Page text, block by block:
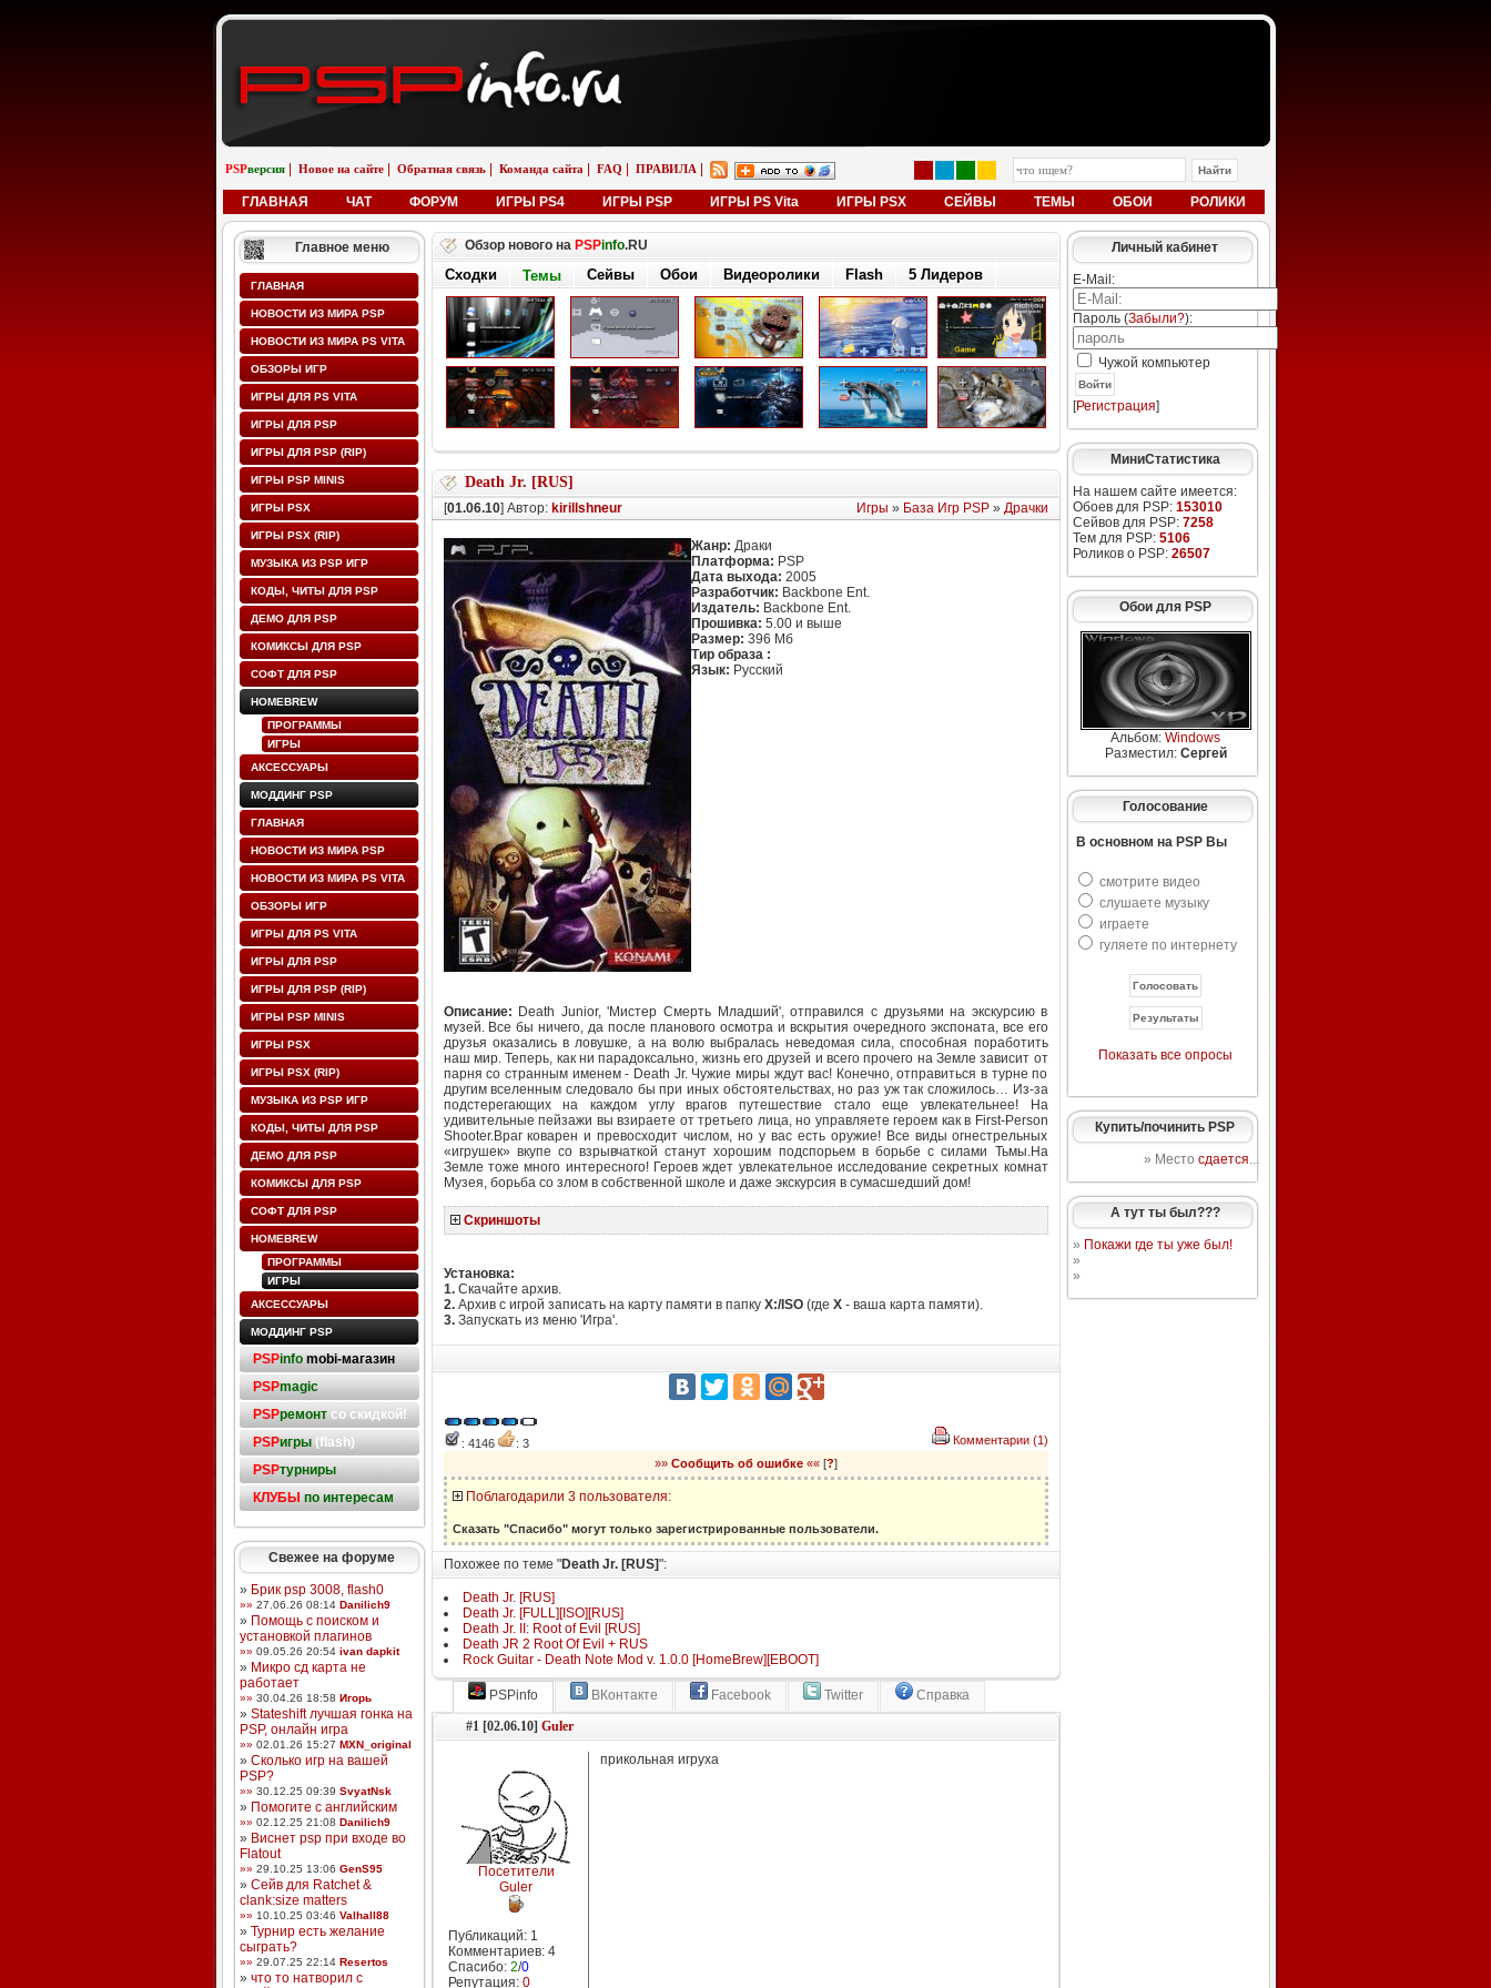
PSPверсия Новое на сайте Обратная связь Команда сайта FAQ ПРАВИЛА
ГЛАВНАЯ ЧАТ ФОРУМ ИГРЫ PS4 ИГРЫ PSP ИГРЫ PS Vita ИГРЫ PSX СЕЙВЫ ТЕМЫ ОБОИ РОЛИКИ
Главное меню
ГЛАВНАЯ
НОВОСТИ ИЗ МИРА PSP
НОВОСТИ ИЗ МИРА PS VITA
ОБЗОРЫ ИГР
ИГРЫ ДЛЯ PS VITA
ИГРЫ ДЛЯ PSP
ИГРЫ ДЛЯ PSP (RIP)
ИГРЫ PSP MINIS
ИГРЫ PSX
ИГРЫ PSX (RIP)
МУЗЫКА ИЗ PSP ИГР
КОДЫ, ЧИТЫ ДЛЯ PSP
ДЕМО ДЛЯ PSP
КОМИКСЫ ДЛЯ PSP
СОФТ ДЛЯ PSP
HOMEBREW
ПРОГРАММЫ
ИГРЫ
АКСЕССУАРЫ
МОДДИНГ PSP
ГЛАВНАЯ
НОВОСТИ ИЗ МИРА PSP
НОВОСТИ ИЗ МИРА PS VITA
ОБЗОРЫ ИГР
ИГРЫ ДЛЯ PS VITA
ИГРЫ ДЛЯ PSP
ИГРЫ ДЛЯ PSP (RIP)
ИГРЫ PSP MINIS
ИГРЫ PSX
ИГРЫ PSX (RIP)
МУЗЫКА ИЗ PSP ИГР
КОДЫ, ЧИТЫ ДЛЯ PSP
ДЕМО ДЛЯ PSP
КОМИКСЫ ДЛЯ PSP
СОФТ ДЛЯ PSP
HOMEBREW
ПРОГРАММЫ
ИГРЫ
АКСЕССУАРЫ
МОДДИНГ PSP
PSPinfo mobi-магазин
PSPmagic
PSPремонтсо скидкой!
PSPигры(flash)
PSPтурниры
КЛУБЫ по интересам
Свежее на форуме
» Брик psp 3008, flash0
»» 27.06.26 08:14 Danilich9
» Помощь с поиском и
установкой плагинов
»» 09.05.26 20:54 ivan dapkit
» Микро сд карта не
работает
»» 30.04.26 18:58 Игорь
» Stateshift лучшая гонка на
PSP, онлайн игра
»» 02.01.26 15:27 MXN_original
» Сколько игр на вашей
PSP?
»» 30.12.25 09:39 SvyatNsk
» Помогите с английским
»» 02.12.25 21:08 Danilich9
» Виснет psp при входе во
Flatout
»» 29.10.25 13:06 GenS95
» Сейв для Ratchet &
clank:size matters
»» 10.10.25 03:46 Valhall88
» Турнир есть желание
сыграть?
»» 29.07.25 22:14 Resertos
» что то натворил с
Обзор нового на PSPinfo.RU
Сходки Темы Сейвы Обои Видеоролики Flash 5 Лидеров
Death Jr. [RUS]
[01.06.10] Автор: kirillshneur Игры » База Игр PSP» Драчки
Жанр: Драки
Платформа: PSP
Дата выхода: 2005
Разработчик: Backbone Ent.
Издатель: Backbone Ent.
Прошивка: 5.00 и выше
Размер: 396 Мб
Тир образа :
Язык: Русский
Описание: Death Junior, 'Мистер Смерть Младший', отправился с друзьями на экскурсию в
музей. Все бы ничего, да после планового осмотра и вскрытия очередного экспоната, все его
друзья оказались в ловушке, а на волю выбралась неведомая сила, способная поработить
наш мир. Теперь, как ни парадоксально, жизнь его друзей и всего прочего на Земле зависит от
парня со странным именем - Death Jr. Чужие миры ждут вас! Конечно, отправиться в турне по
другим вселенным следовало бы при иных обстоятельствах, но раз уж так сложилось… Из-за
подстерегающих на каждом углу врагов путешествие стало еще увлекательнее! На
удивительные пейзажи вы взираете от третьего лица, но управляете героем как в First-Person
Shooter.Враг коварен и превосходит числом, но у вас есть оружие! Все виды огнестрельных
«игрушек» вкупе со взрывчаткой станут хорошим подспорьем в борьбе с силами Тьмы.На
Земле тоже много интересного! Героев ждет увлекательное исследование секретных комнат
Музея, борьба со злом в собственной школе и даже экскурсия в сумасшедший дом!
Скриншоты
Установка:
1.Скачайте архив.
2.Архив с игрой записать на карту памяти в папку X:/ISO(где Х- ваша карта памяти).
3.Запускать из меню 'Игра'.
: 4146 : 3
Комментарии (1)
»» Сообщить об ошибке««[?]
Поблагодарили 3 пользователя:
Сказать "Спасибо" могут только зарегистрированные пользователи.
Похожее по теме "Death Jr. [RUS]":
Death Jr. [RUS]
Death Jr. [FULL][ISO][RUS]
Death Jr. II: Root of Evil [RUS]
Death JR 2 Root Of Evil + RUS
Rock Guitar - Death Note Mod v. 1.0.0 [HomeBrew][EBOOT]
PSPinfo ВКонтакте Facebook Twitter
Справка
#1 [02.06.10] Guler
Посетители
Guler
Публикаций: 1
Комментариев: 4
Спасибо: 2/0
Репутация: 0
прикольная игруха
Личный кабинет
E-Mail:
Пароль (Забыли?):
Чужой компьютер
Войти
[Регистрация]
МиниСтатистика
На нашем сайте имеется:
Обоев для PSP: 153010
Сейвов для PSP: 7258
Тем для PSP: 5106
Роликов о PSP: 26507
Обои для PSP
Альбом: Windows
Разместил: Сергей
Голосование
В основном на PSP Вы
смотрите видео
слушаете музыку
играете
гуляете по интернету
Показать все опросы
Купить/починить PSP
» Место сдается...
А тут ты был???
» Покажи где ты уже был!
»
»